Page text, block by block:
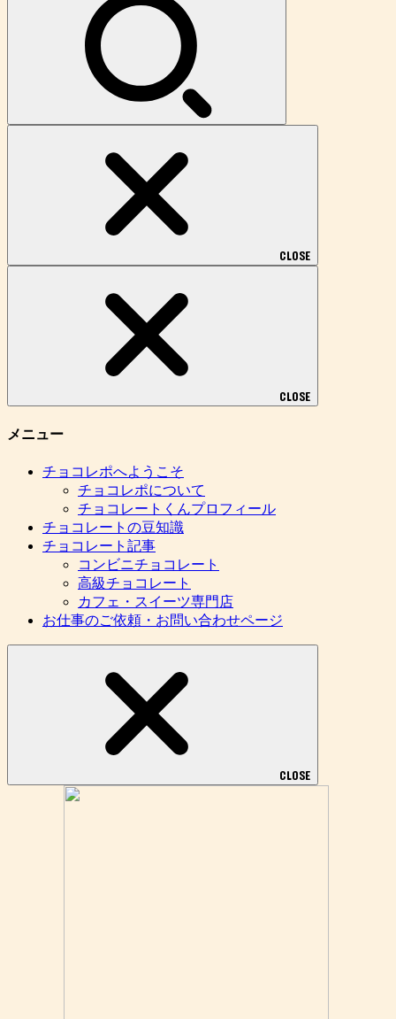
CLOSE
CLOSE
メニュー
チョコレポへようこそ
チョコレポについて
チョコレートくんプロフィール
チョコレートの豆知識
チョコレート記事
コンビニチョコレート
高級チョコレート
カフェ・スイーツ専門店
お仕事のご依頼・お問い合わせページ
CLOSE